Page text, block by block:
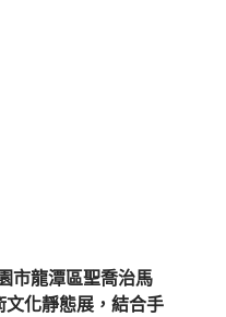
市龍潭區聖喬治馬
文化靜態展，結合手